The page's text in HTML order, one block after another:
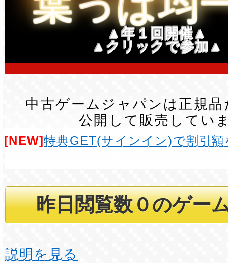
▲年１回開催▲
▲クリックで参加▲
中古ゲームジャパンは正規
公開して販売してい
[NEW]特典GET(サインイン)で割引
説明を見る